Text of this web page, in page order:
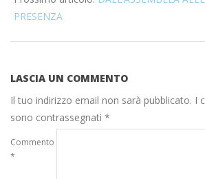
PRESENZA
LASCIA UN COMMENTO
Il tuo indirizzo email non sarà pubblicato. I
sono contrassegnati *
Commento
*